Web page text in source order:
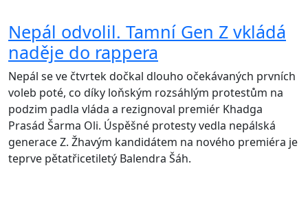
Nepál odvolil. Tamní Gen Z vkládá
naděje do rappera
Nepál se ve čtvrtek dočkal dlouho očekávaných prvních
voleb poté, co díky loňským rozsáhlým protestům na
podzim padla vláda a rezignoval premiér Khadga
Prasád Šarma Oli. Úspěšné protesty vedla nepálská
generace Z. Žhavým kandidátem na nového premiéra je
teprve pětatřicetiletý Balendra Šáh.